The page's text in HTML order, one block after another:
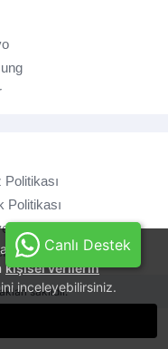
için, çerezler
kişisel verilerin
inceleyebilirsiniz.
Politikası
Politikası
Değişim
Hizmetleri
saklıdır.
Canlı Destek